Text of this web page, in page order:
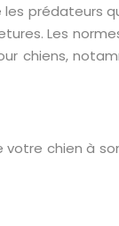
prédateurs
Les
chiens,
chien à